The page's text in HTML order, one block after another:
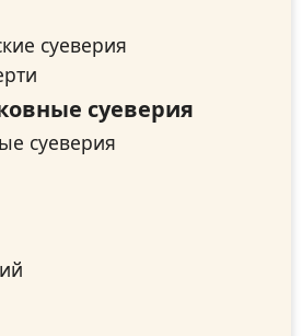
суеверия
суеверия
суеверия